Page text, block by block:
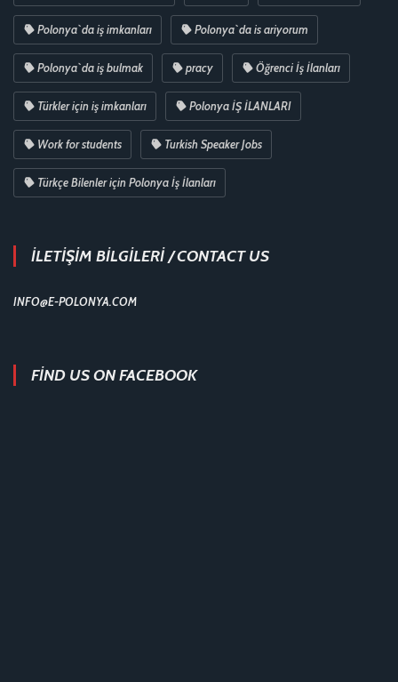
Polonya`da iş imkanları Polonya`da is ariyorum
Polonya`da iş bulmak pracy Öğrenci İş İlanları
Türkler için iş imkanları Polonya İŞ İLANLARI
Work for students Turkish Speaker Jobs
Türkçe Bilenler için Polonya İş İlanları
İLETİŞİM BİLGİLERİ / CONTACT US
INFO@E-POLONYA.COM
FIND US ON FACEBOOK